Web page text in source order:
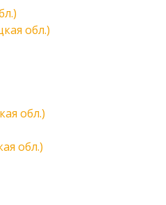
обл.)
обл.)
обл.)